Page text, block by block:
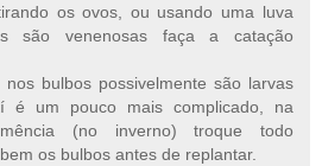
os ovos, ou usando uma luva
são venenosas faça a catação
bulbos possivelmente são larvas
é um pouco mais complicado, na
(no inverno) troque todo
os bulbos antes de replantar.